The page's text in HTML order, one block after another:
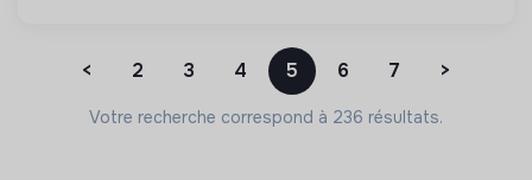
< 2 3 4 5 6 7 >
Votre recherche correspond à 236 résultats.